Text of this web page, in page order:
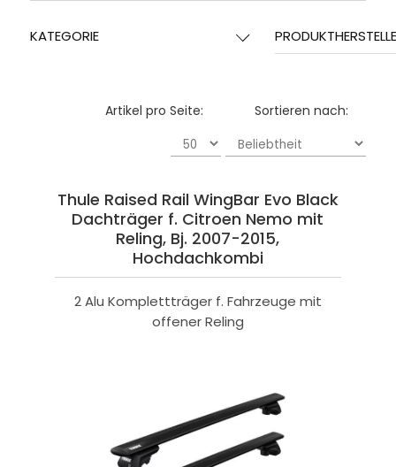
KATEGORIE
Sortieren nach:
Artikel pro Seite:
Thule Raised Rail WingBar Evo Black
Dachträger f. Citroen Nemo mit
Reling, Bj. 2007-2015,
Hochdachkombi
2 Alu Komplettträger f. Fahrzeuge mit
offener Reling